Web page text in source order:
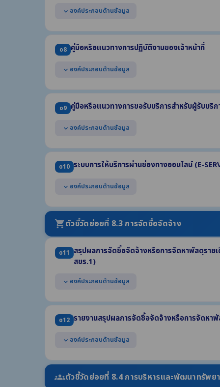
(1) ความก้าวหน้าการดำเนินการแต่ละโครงการ (2) ร้อยละขอ
expand_more องค์ประกอบด้านข้อมูล
แสดงผลการดำเนินงานตามแผนดำเนินงาน ประจำปีงบป
ประกอบด้วย
(1) ผลการดำเนินงานของแต่ละโครงการหรือกิจกรรม
(2) งบประมาณที่ได้รับจัดสรรแต่ละโครงการหรือกิจกรรม
(3) ผลการใช้จ่ายงบประมาณที่ใช้ดำเนินงานแต่ละโครงการหรือ
o8 คู่มือหรือแนวทางการปฏิบัติงานของเจ้าหน้าที่
expand_more องค์ประกอบด้านข้อมูล
แสดงคู่มือหรือแนวทางการปฏิบัติงานที่เจ้าหน้าที่ของหน่วย
อย่างน้อย 3 งาน อย่างน้อยประกอบด้วย
(1) ชื่องาน (2) วิธีการขั้นตอนการปฏิบัติงาน
(3) ระยะเวลาที่ใช้ในการปฏิบัติงาน (4) กฎหมายที่เกี่ยวข้อง
o9 คู่มือหรือแนวทางการขอรับบริการสำหรับผู้รับบริ
expand_more องค์ประกอบด้านข้อมูล
แสดงคู่มือการขอรับบริการหรือแนวทางการปฏิบัติที่ผู้รับ
งาน อย่างน้อยประกอบด้วย
(1) ชื่องาน (2) วิธีการขั้นตอนการขอรับบริการ (3) ระยะเวลา
(4) ช่องทางให้บริการ (5) ค่าธรรมเนียม (6) เอกสารหลักฐาน
o10 ระบบการให้บริการผ่านช่องทางออนไลน์ (E-
expand_more องค์ประกอบด้านข้อมูล
แสดงช่องทางการให้บริการหรือธุรกรรมภาครัฐที่สอดคล้
อินเทอร์เน็ต โดยผู้ขอรับบริการไม่จำเป็นต้องเดินทางมายั
สามารถเข้าถึงหรือเชื่อมโยงได้จากหน้าแรกของเว็บไซต์ห
shopping_cartตัวชี้วัดย่อยที่ 8.3 การจัดซื้อจัดจ้าง
o11
สรุปผลการจัดซื้อจัดจ้างหรือการจัดหาพัสดุราย
สขร.1)
expand_more องค์ประกอบด้านข้อมูล
แสดงรายงานสรุปผลการจัดซื้อจัดจ้างฯ รายเดือน ไตรม
(1) งานที่จัดซื้อหรือจัดจ้าง (2) วงเงินที่จะซื้อหรือจ้าง (3) ราค
(4) วิธีซื้อหรือจ้าง (5) รายชื่อผู้เสนอราคา (6) ราคาที่เสนอ
(7) ผู้ได้รับการคัดเลือก (8) ราคาที่ตกลงซื้อหรือจ้าง
แสดงในรูปแบบไฟล์อย่างน้อย 2 รูปแบบ คือ .pdf และ
o12 รายงานสรุปผลการจัดซื้อจัดจ้างหรือการจัดหา
expand_more องค์ประกอบด้านข้อมูล
แสดงข้อมูลสรุปผลการจัดซื้อจัดจ้าง ประจำปี พ.ศ. 2568
(1) จำนวนโครงการจำแนกตามวิธีการจัดซื้อจัดจ้าง (2) จำ
(3) ปัญหา/อุปสรรค (4) ข้อเสนอแนะ
groupsตัวชี้วัดย่อยที่ 8.4 การบริหารและพัฒนาทรัพย